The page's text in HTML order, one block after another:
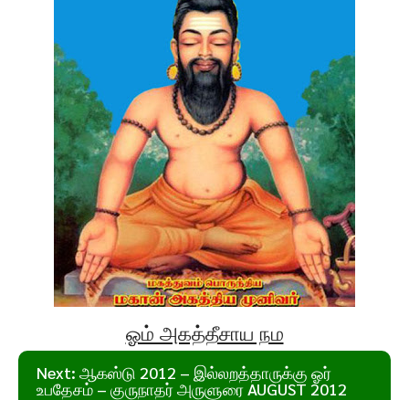
ஓம் அகத்தீசாய நம
Post
navigation
Next: ஆகஸ்டு 2012 – இல்லறத்தாருக்கு ஓர்
உபதேசம் – குருநாதர் அருளுரை AUGUST 2012